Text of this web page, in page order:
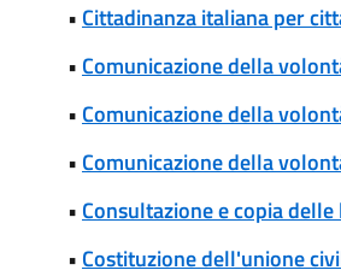
• Cittadinanza italiana per
• Comunicazione della
• Comunicazione della
• Comunicazione della
• Consultazione e copia
• Costituzione dell'unione